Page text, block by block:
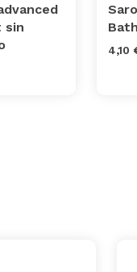
sin
Bath
4,10